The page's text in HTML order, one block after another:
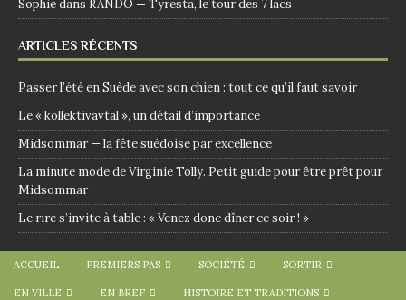
Sophiedans RANDO — Tyresta, le tour des 7 lacs
ARTICLES RÉCENTS
Passer l’été en Suède avec son chien : tout ce qu’il faut savoir
Le « kollektivavtal », un détail d’importance
Midsommar — la fête suédoise par excellence
La minute mode de Virginie Tolly. Petit guide pour être prêt pour
Midsommar
Le rire s’invite à table : « Venez donc dîner ce soir ! »
ACCUEIL PREMIERS PAS SOCIÉTÉ SORTIR
EN VILLE EN BREF HISTOIRE ET TRADITIONS